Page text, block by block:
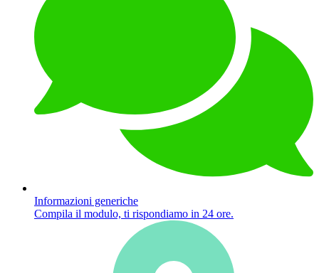
Informazioni generiche
Compila il modulo, ti rispondiamo in 24 ore.